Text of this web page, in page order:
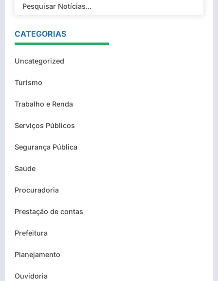
CATEGORIAS
Uncategorized
Turismo
Trabalho e Renda
Serviços Públicos
Segurança Pública
Saúde
Procuradoria
Prestação de contas
Prefeitura
Planejamento
Ouvidoria